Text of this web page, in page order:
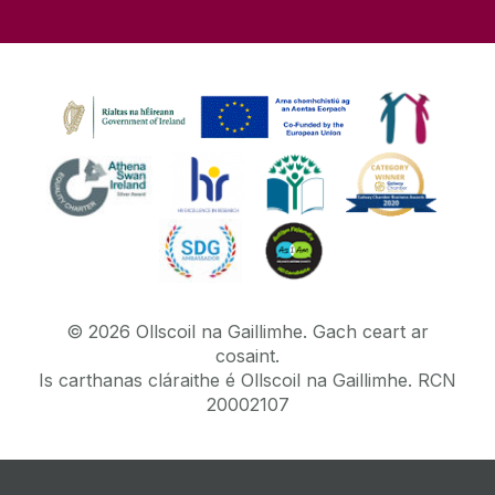
© 2026 Ollscoil na Gaillimhe. Gach ceart ar
cosaint.
Is carthanas cláraithe é Ollscoil na Gaillimhe. RCN
20002107